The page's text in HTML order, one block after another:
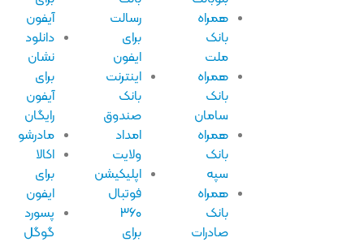
همراه
همراه
سامان
همراه
همراه
صادرات
رسالت
ایفون
اینترنت
صندوق
امداد
ولایت
اپلیکیشن
فوتبال
آیفون
دانلود
نشان
آیفون
رایگان
مادرشو
اکالا
ایفون
پسورد
گوگل